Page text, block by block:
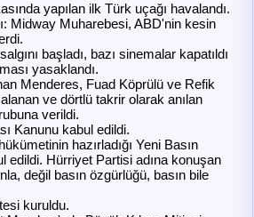
yapılan ilk Türk uçağı havalandı.
Midway Muharebesi, ABD'nin kesin
başladı, bazı sinemalar kapatıldı
yasaklandı.
Menderes, Fuad Köprülü ve Refik
ve dörtlü takrir olarak anılan
verildi.
Kanunu kabul edildi.
hazırladığı Yeni Basın
edildi. Hürriyet Partisi adına konuşan
değil basın özgürlüğü, basın bile
kuruldu.